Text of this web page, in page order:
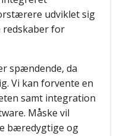
udviklet sig
redskaber for
spændende, da
Vi kan forvente en
samt integration
Måske vil
bæredygtige og